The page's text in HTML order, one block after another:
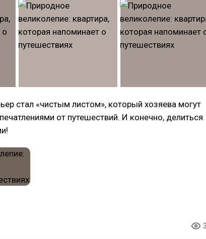
стал «чистым листом», который хозяева могут
от путешествий. И конечно, делиться